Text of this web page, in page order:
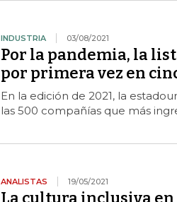
INDUSTRIA 03/08/2021
Por la pandemia, la
por primera vez en
En la edición de 2021, la
las 500 compañías que más
ANALISTAS 19/05/2021